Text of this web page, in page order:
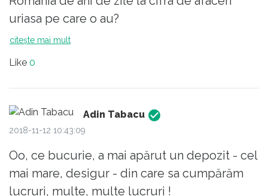
uriasa pe care o au?
Zic si eu.
citește mai mult
Like 0
Adin Tabacu
2018-11-12 10:43:09
Oo, ce bucurie, a mai apărut un depozit - cel
mai mare, desigur - din care sa cumpărăm
lucruri, multe, multe lucruri !